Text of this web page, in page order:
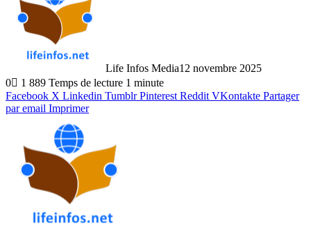
Life Infos Media12 novembre 2025
0
1 889 Temps de lecture 1 minute
Facebook X Linkedin Tumblr Pinterest Reddit VKontakte Partager
par email Imprimer